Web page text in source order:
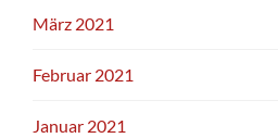
März 2021
Februar 2021
Januar 2021